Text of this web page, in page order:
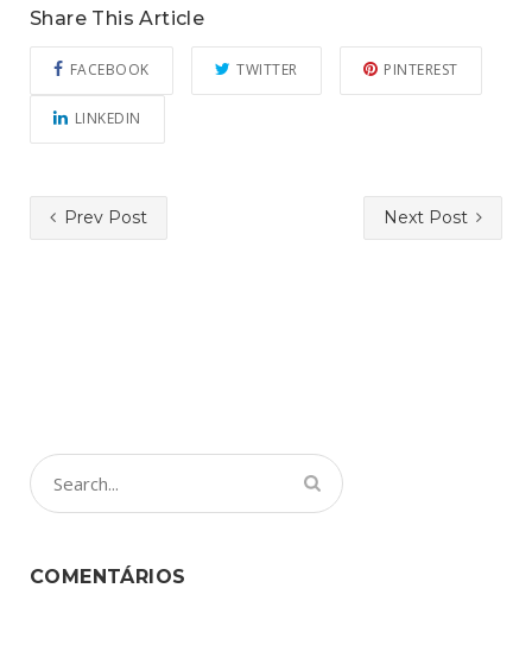
Share This Article
FACEBOOK TWITTER PINTEREST
LINKEDIN
Prev Post Next Post
COMENTÁRIOS